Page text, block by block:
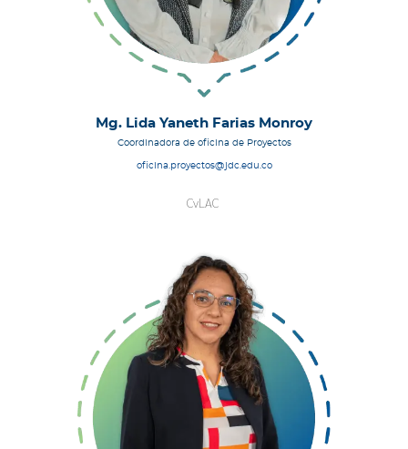
Mg. Lida Yaneth Farias Monroy
Coordinadora de oficina de Proyectos
oficina.proyectos@jdc.edu.co
CvLAC